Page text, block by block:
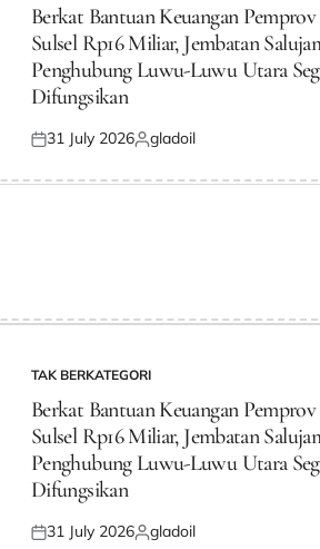
IN
Berkat Bantuan Keuangan Pemprov
Sulsel Rp16 Miliar, Jembatan
Penghubung Luwu-Luwu Utara
Difungsikan
Posted
31 July 2026Posted
gladoil
POSTED
IN
TAK BERKATEGORI
Berkat Bantuan Keuangan Pemprov
Sulsel Rp16 Miliar, Jembatan
Penghubung Luwu-Luwu Utara
Difungsikan
Posted
31 July 2026Posted
gladoil